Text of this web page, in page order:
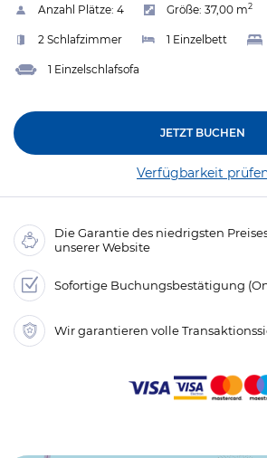
Anzahl Plätze: 4 Größe: 37,00 m2
2 Schlafzimmer 1 Einzelbett
1 Einzelschlafsofa
JETZT BUCHEN
Verfügbarkeit
Die Garantie des niedrigsten
unserer Website
Sofortige Buchungsbestätigung
Wir garantieren volle